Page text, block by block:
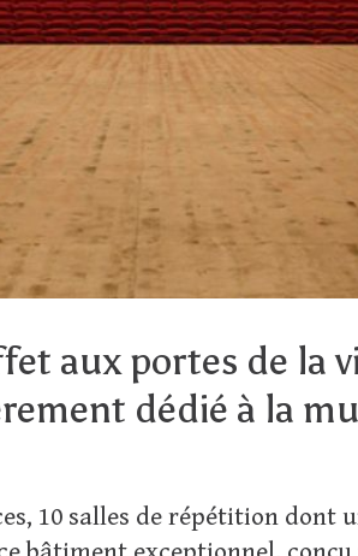
aux portes de la
dédié à la
10 salles de répétition dont